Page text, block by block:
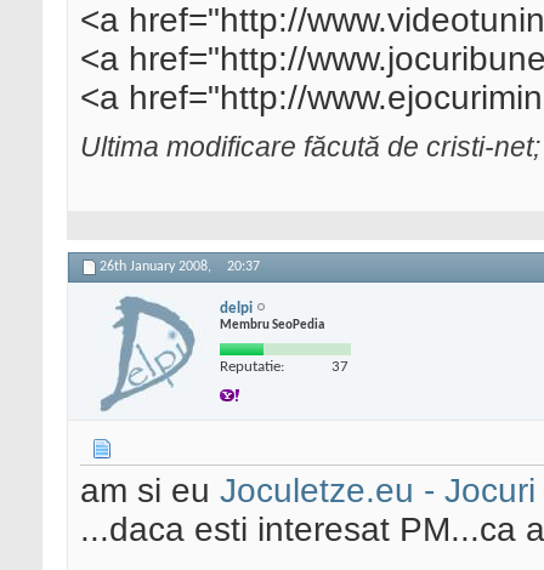
<a href="http://
<a href="http://
<a href="http://
Ultima modificare făcută de cristi-
26th January 2008, 20:37
delpi
Membru SeoPedia
Reputatie: 37
am si eu Joculetze.eu -
...daca esti interesat PM...ca